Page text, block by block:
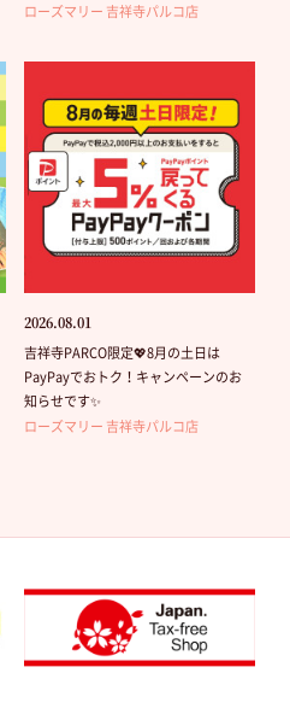
ローズマリー 吉祥寺パルコ店
2026.08.01
吉祥寺PARCO限定💖8月の土日は
PayPayでおトク！キャンペーンのお
知らせです✨
ローズマリー 吉祥寺パルコ店